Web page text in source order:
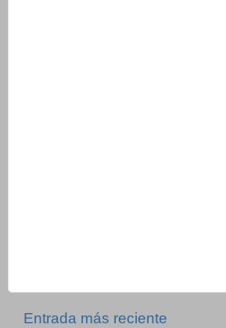
Entrada más reciente